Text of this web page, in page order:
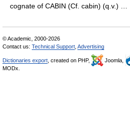
cognate of CABIN (Cf. cabin) (q.v.) …
© Academic, 2000-2026
Contact us: Technical Support Advertising
Dictionaries export , created on PHP, Joomla,
MODx.